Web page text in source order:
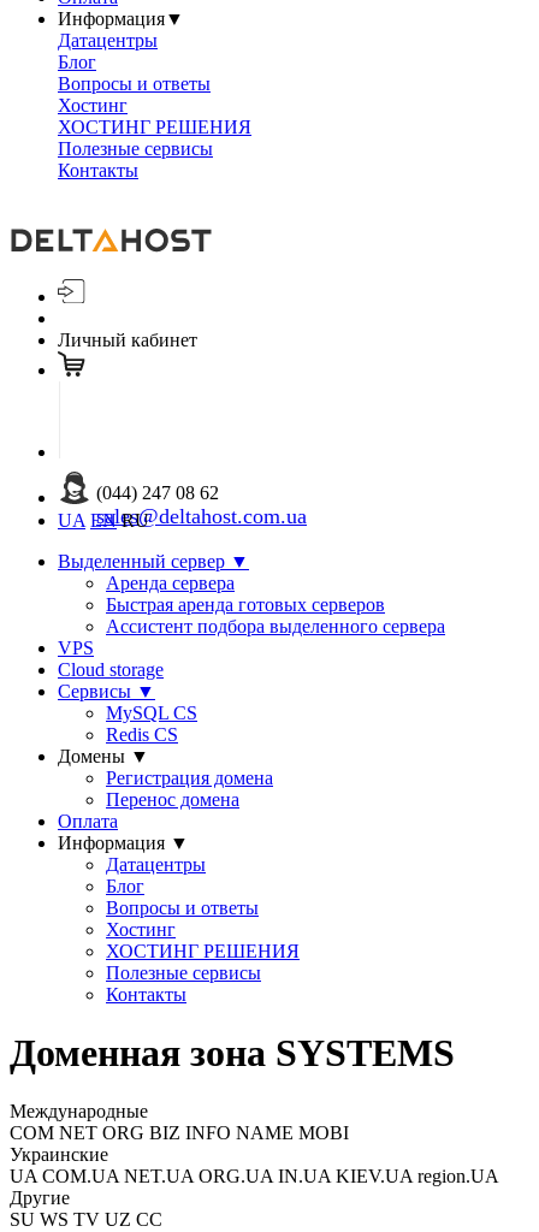
Информация▼
Датацентры
Блог
Вопросы и ответы
Хостинг
ХОСТИНГ РЕШЕНИЯ
Полезные сервисы
Контакты
Личный кабинет
(044) 247 08 62
sales@deltahost.com.ua
UA EN RU
Выделенный сервер ▼
Аренда сервера
Быстрая аренда готовых серверов
Ассистент подбора выделенного сервера
VPS
Cloud storage
Сервисы ▼
MySQL CS
Redis CS
Домены ▼
Регистрация домена
Перенос домена
Оплата
Информация ▼
Датацентры
Блог
Вопросы и ответы
Хостинг
ХОСТИНГ РЕШЕНИЯ
Полезные сервисы
Контакты
Доменная зона SYSTEMS
Международные
COM NET ORG BIZ INFO NAME MOBI
Украинские
UA COM.UA NET.UA ORG.UA IN.UA KIEV.UA region.UA
Другие
SU WS TV UZ CC